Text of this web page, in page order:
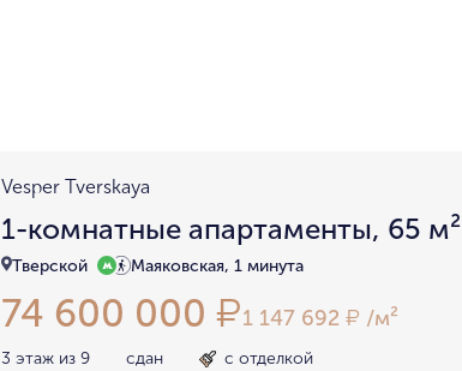
до 15 миллионов 15-30 миллионов
30-50 миллионов 50-70 миллионов
70-100 миллионов от 100 миллионов
на Патриарших на Чистых
в Долине реки Сетунь
внутри Садового Кольца
Vesper Tverskaya
1-комнатные апартаменты, 65 м²
Тверской Маяковская, 1 минута
74 600 000 ₽1 147 692 ₽ /м²
3 этаж из 9 сдан с отделкой